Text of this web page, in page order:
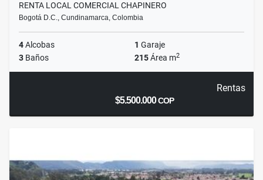
RENTA LOCAL COMERCIAL CHAPINERO
Bogotá D.C., Cundinamarca, Colombia
4Alcobas 1 Garaje
3 Baños 215Área m2
Rentas
$5.500.000COP